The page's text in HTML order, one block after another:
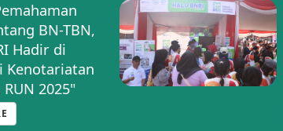
Layanan
Halo BNRI di